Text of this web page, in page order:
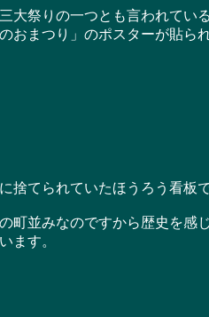
大祭りの一つとも言われてい
おまつり」のポスターが貼ら
てられていたほうろう看板で
町並みなのですから歴史を感
ます。